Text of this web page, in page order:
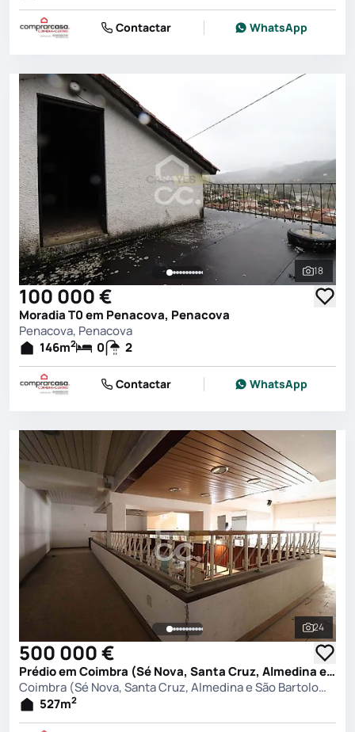
Contactar WhatsApp
Ver
18
100 000 €
Moradia T0 em Penacova, Penacova
Penacova, Penacova
146m2 0 2
Contactar WhatsApp
Ver
24
500 000 €
Prédio em Coimbra (Sé Nova, Santa Cruz, Almedina e São Bartolomeu), Coimbra
Coimbra (Sé Nova, Santa Cruz, Almedina e São Bartolomeu), Coimbra
527m2